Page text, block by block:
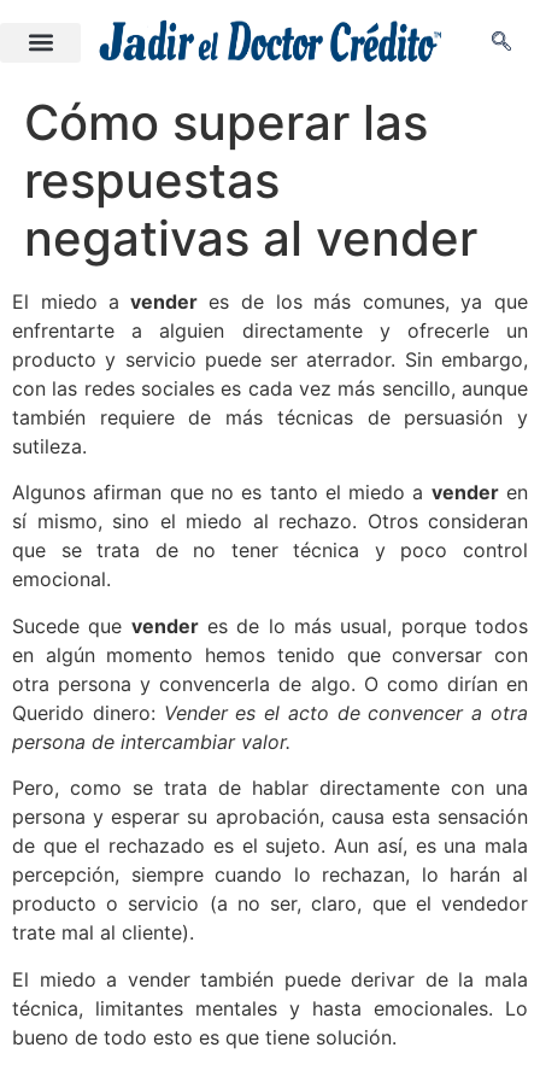
Cómo superar las
respuestas
negativas al vender
El miedo a venderes de los más comunes, ya que
enfrentarte a alguien directamente y ofrecerle un
producto y servicio puede ser aterrador. Sin embargo,
con las redes sociales es cada vez más sencillo, aunque
también requiere de más técnicas de persuasión y
sutileza.
Algunos afirman que no es tanto el miedo a venderen
sí mismo, sino el miedo al rechazo. Otros consideran
que se trata de no tener técnica y poco control
emocional.
Sucede que venderes de lo más usual, porque todos
en algún momento hemos tenido que conversar con
otra persona y convencerla de algo. O como dirían en
Querido dinero: Vender es el acto de convencer a otra
persona de intercambiar valor.
Pero, como se trata de hablar directamente con una
persona y esperar su aprobación, causa esta sensación
de que el rechazado es el sujeto. Aun así, es una mala
percepción, siempre cuando lo rechazan, lo harán al
producto o servicio (a no ser, claro, que el vendedor
trate mal al cliente).
El miedo a vender también puede derivar de la mala
técnica, limitantes mentales y hasta emocionales. Lo
bueno de todo esto es que tiene solución.